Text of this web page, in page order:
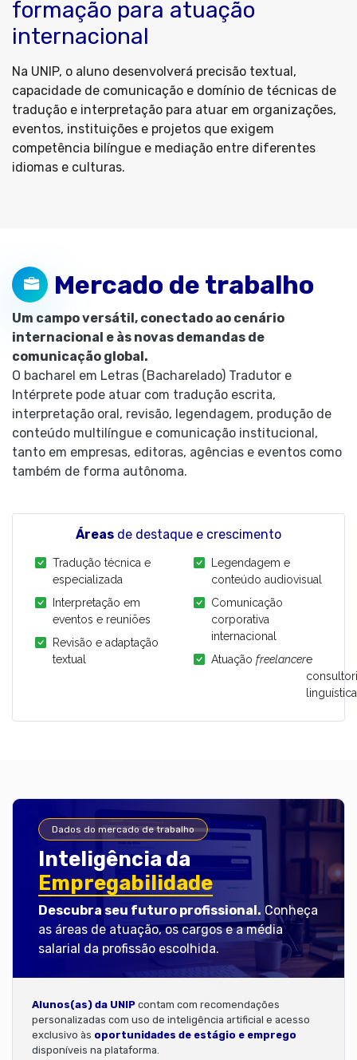
formação para atuação
internacional
Na UNIP, o aluno desenvolverá precisão textual,
capacidade de comunicação e domínio de técnicas de
tradução e interpretação para atuar em organizações,
eventos, instituições e projetos que exigem
competência bilíngue e mediação entre diferentes
idiomas e culturas.
Mercado de trabalho
Um campo versátil, conectado ao cenário
internacional e às novas demandas de
comunicação global.
O bacharel em Letras (Bacharelado) Tradutor e
Intérprete pode atuar com tradução escrita,
interpretação oral, revisão, legendagem, produção de
conteúdo multilíngue e comunicação institucional,
tanto em empresas, editoras, agências e eventos como
também de forma autônoma.
Áreas de destaque e crescimento
Tradução técnica e
especializada
Interpretação em
eventos e reuniões
Revisão e adaptação
textual
Legendagem e
conteúdo audiovisual
Comunicação
corporativa
internacional
Atuação freelancere
linguística
Dados do mercado de trabalho
Inteligência da
Empregabilidade
Descubra seu futuro profissional. Conheça
as áreas de atuação, os cargos e a média
salarial da profissão escolhida.
Alunos(as) da UNIP contam com recomendações
personalizadas com uso de inteligência artificial e acesso
exclusivo às oportunidades de estágio e emprego
disponíveis na plataforma.